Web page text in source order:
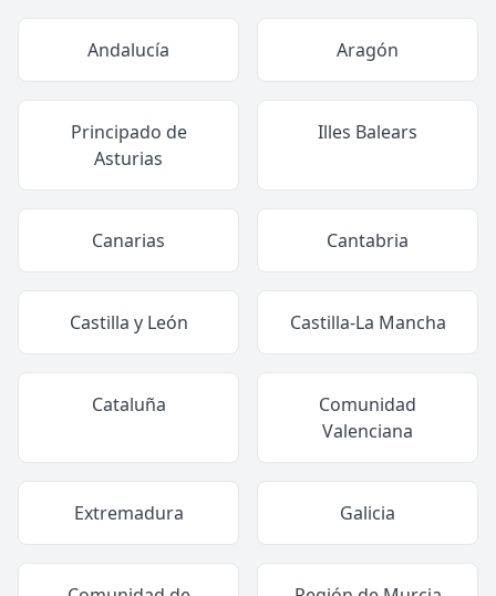
Andalucía Aragón
Principado de
Asturias
Illes Balears
Canarias Cantabria
Castilla y León Castilla-La Mancha
Cataluña
Comunidad
Valenciana
Extremadura Galicia